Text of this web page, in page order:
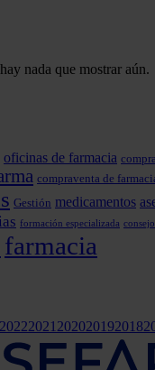
nada que mostrar aún.
oficinas de farmacia
compraventa de
Gestión medicamentos
formación especializada
farmacia
20222021 202020192018